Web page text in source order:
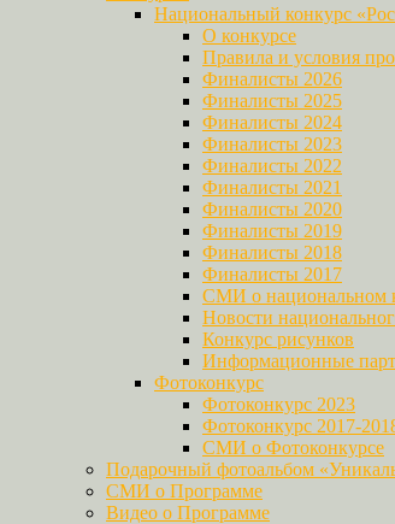
Национальный конкурс
О конкурсе
Правила и условия
Финалисты 2026
Финалисты 2025
Финалисты 2024
Финалисты 2023
Финалисты 2022
Финалисты 2021
Финалисты 2020
Финалисты 2019
Финалисты 2018
Финалисты 2017
СМИ о национальном
Новости
Конкурс рисунков
Информационные
Фотоконкурс
Фотоконкурс 2023
Фотоконкурс 2017-
СМИ о Фотоконкурсе
Подарочный фотоальбом
СМИ о Программе
Видео о Программе